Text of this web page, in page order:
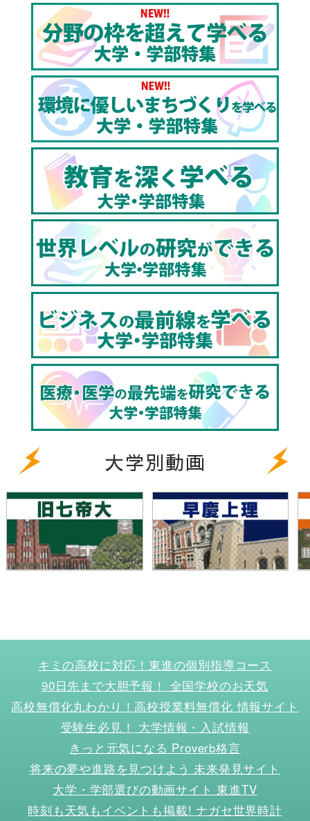
大学別動画
キミの高校に対応！東進の個別指導コース
90日先まで大胆予報！ 全国学校のお天気
高校無償化丸わかり！高校授業料無償化 情報サイト
受験生必見！ 大学情報・入試情報
きっと元気になる Proverb格言
将来の夢や進路を見つけよう 未来発見サイト
大学・学部選びの動画サイト 東進TV
時刻も天気もイベントも掲載! ナガセ世界時計